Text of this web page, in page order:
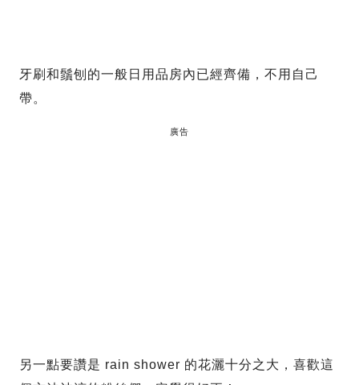
牙刷和鬚刨的一般日用品房內已經齊備，不用自己
帶。
廣告
另一點要讚是 rain shower 的花灑十分之大，喜歡這